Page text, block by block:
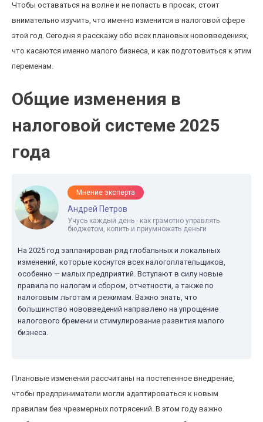
Чтобы оставаться на волне и не попасть в просак, стоит
внимательно изучить, что именно изменится в налоговой сфере
этой год. Сегодня я расскажу обо всех плановых нововведениях,
что касаются именно малого бизнеса, и как подготовиться к этим
переменам.
Общие изменения в
налоговой системе 2025
года
Мнение эксперта
Андрей Петров
Учусь каждый день - как грамотно управлять
бюджетом, копить и приумножать деньги
На 2025 год запланирован ряд глобальных и локальных
изменений, которые коснутся всех налогоплательщиков,
особенно — малых предприятий. Вступают в силу новые
правила по налогам и сбором, отчетности, а также по
налоговым льготам и режимам. Важно знать, что
большинство нововведений направлено на упрощение
налогового бремени и стимулирование развития малого
бизнеса.
Плановые изменения рассчитаны на постепенное внедрение,
чтобы предприниматели могли адаптироваться к новым
правилам без чрезмерных потрясений. В этом году важно